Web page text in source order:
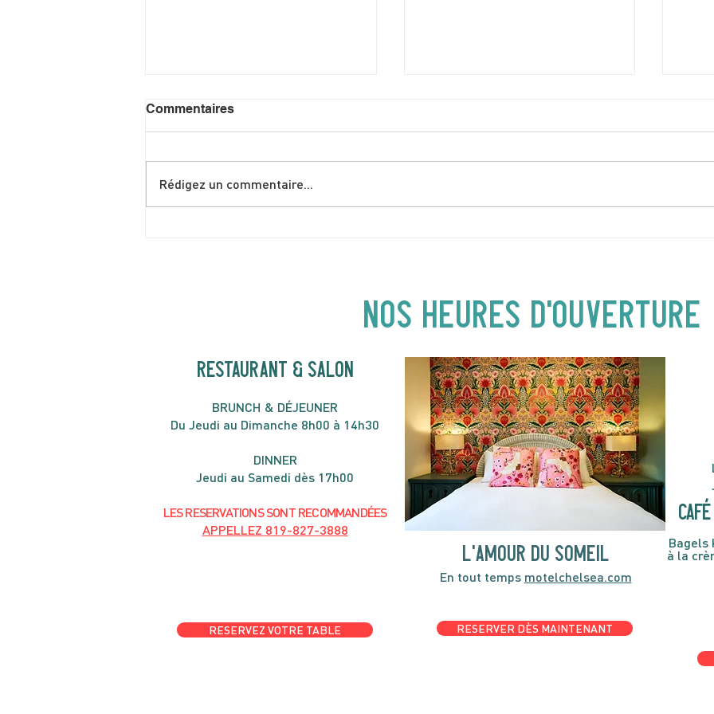
Commentaires
Rédigez un commentaire...
RESTAURANT & SALON
BRUNCH & DÉJEUNER
Du Jeudi au Dimanche 8h00 à 14h30
DINNER
Jeudi au Samedi dès 17h00
LES RESERVATIONSSONT RECOMMANDÉES
APPELLEZ 819-827-3888
RESERVEZ VOTRE TABLE
l'amour du someil
En tout temps motelchelsea.com
RESERVER DÈS MAINTENANT
café
Bagels
à la
NOS heures d'ouverture